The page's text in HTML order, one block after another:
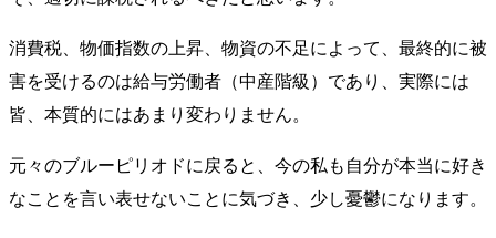
消費税、物価指数の上昇、物資の不足によって、最終的に被
害を受けるのは給与労働者（中産階級）であり、実際には
皆、本質的にはあまり変わりません。
元々のブルーピリオドに戻ると、今の私も自分が本当に好き
なことを言い表せないことに気づき、少し憂鬱になります。